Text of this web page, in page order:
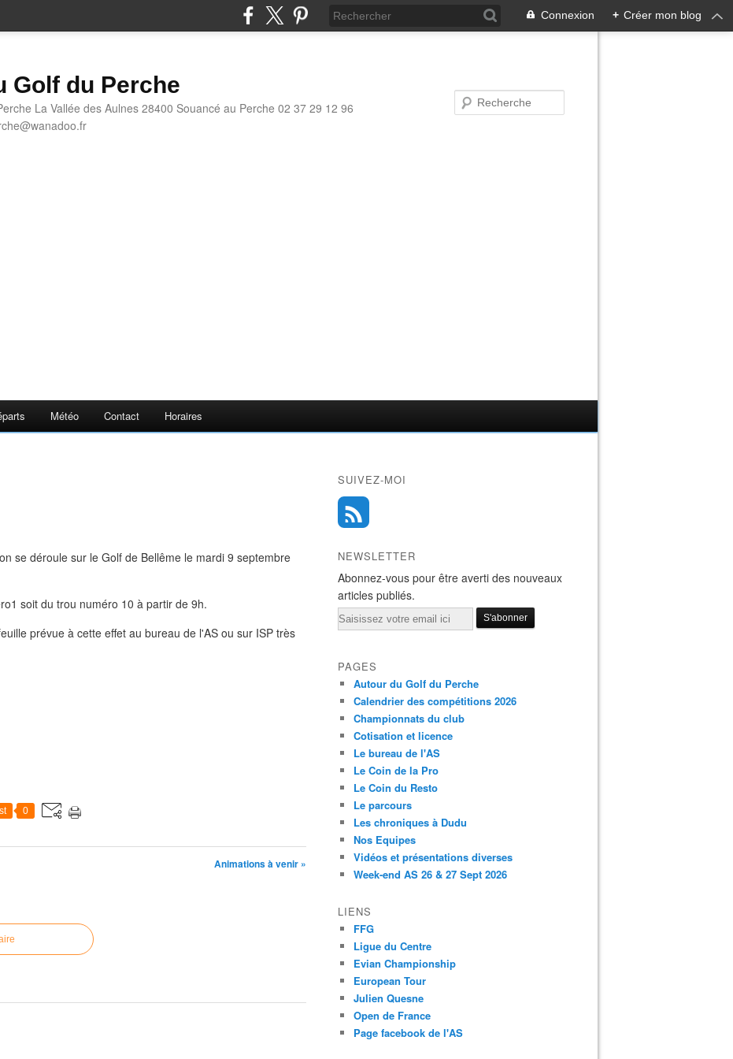
Connexion + Créer mon blog
Golf du Perche
La Vallée des Aulnes 28400 Souancé au Perche 02 37 29 12 96
Météo Contact Horaires
se déroule sur le Golf de Bellême le mardi 9 septembre
soit du trou numéro 10 à partir de 9h.
prévue à cette effet au bureau de l'AS ou sur ISP très
0
Animations à venir »
SUIVEZ-MOI
NEWSLETTER
Abonnez-vous pour être averti des nouveaux
articles publiés.
Email
PAGES
Autour du Golf du Perche
Calendrier des compétitions 2026
Championnats du club
Cotisation et licence
Le bureau de l'AS
Le Coin de la Pro
Le Coin du Resto
Le parcours
Les chroniques à Dudu
Nos Equipes
Vidéos et présentations diverses
Week-end AS 26 & 27 Sept 2026
LIENS
FFG
Ligue du Centre
Evian Championship
European Tour
Julien Quesne
Open de France
Page facebook de l'AS